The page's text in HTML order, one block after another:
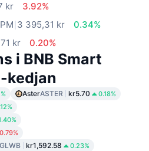
kr
3.92%
3 395,31 kr
0.34%
kr 0.20%
i BNB Smart
kedjan
AsterASTER kr5.70 0.18%
0.79%
GLWB kr1,592.58 0.23%